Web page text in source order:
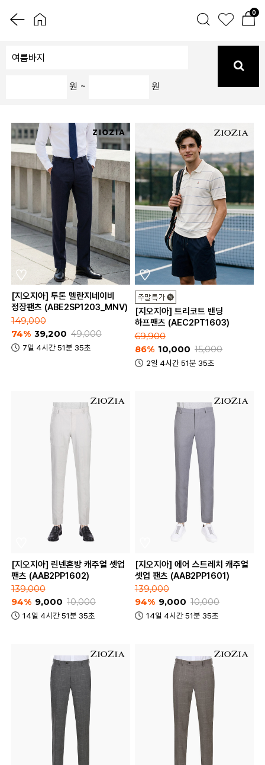
0
원 ~ 원
[지오지아] 투톤 멜란지네이비
정장팬츠 (ABE2SP1203_MNV)
149,000
74% 39,200 49,000
7일 4시간 51분 35초
[지오지아] 트리코트 밴딩
하프팬츠 (AEC2PT1603)
69,900
86% 10,000 15,000
2일 4시간 51분 35초
[지오지아] 린넨혼방 캐주얼 셋업
팬츠 (AAB2PP1602)
139,000
94% 9,000 10,000
14일 4시간 51분 35초
[지오지아] 에어 스트레치 캐주얼
셋업 팬츠 (AAB2PP1601)
139,000
94% 9,000 10,000
14일 4시간 51분 35초